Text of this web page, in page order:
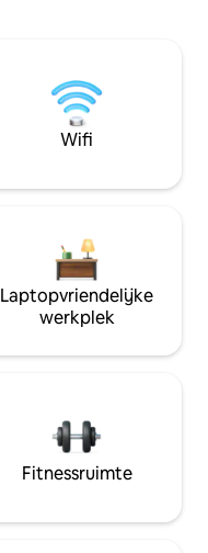
Wifi
Laptopvriendelijke
werkplek
Fitnessruimte